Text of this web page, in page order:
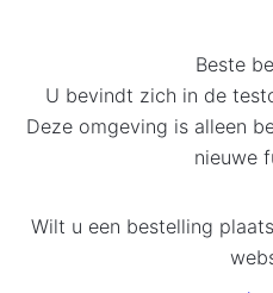
Beste
U bevindt zich in de
Deze omgeving is alleen
nieuwe
Wilt u een bestelling